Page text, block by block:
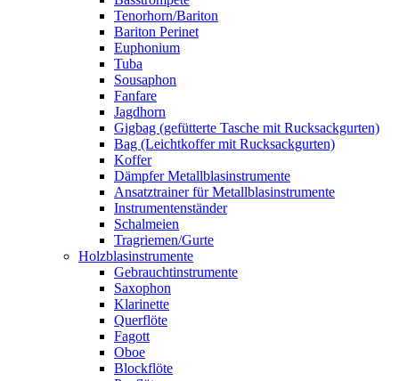
Tenorhorn/Bariton
Bariton Perinet
Euphonium
Tuba
Sousaphon
Fanfare
Jagdhorn
Gigbag (gefütterte Tasche mit Rucksackgurten)
Bag (Leichtkoffer mit Rucksackgurten)
Koffer
Dämpfer Metallblasinstrumente
Ansatztrainer für Metallblasinstrumente
Instrumentenständer
Schalmeien
Tragriemen/Gurte
Holzblasinstrumente
Gebrauchtinstrumente
Saxophon
Klarinette
Querflöte
Fagott
Oboe
Blockflöte